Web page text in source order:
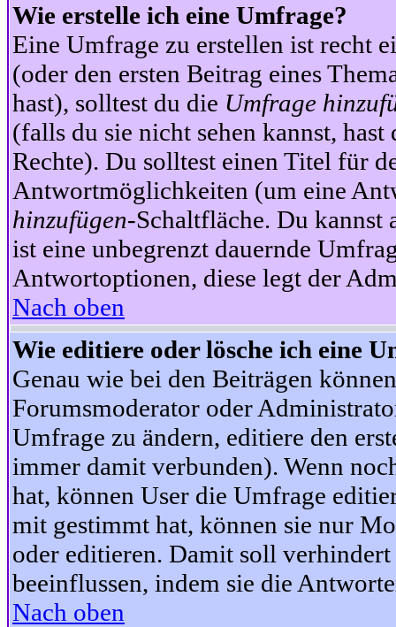
Wie erstelle ich eine Umfrage?
Eine Umfrage zu erstellen ist recht
(oder den ersten Beitrag eines
hast), solltest du die Umfrage
(falls du sie nicht sehen kannst,
Rechte). Du solltest einen Titel für
Antwortmöglichkeiten (um eine
hinzufügen-Schaltfläche. Du
ist eine unbegrenzt dauernde
Antwortoptionen, diese legt der
Nach oben
Wie editiere oder lösche ich eine
Genau wie bei den Beiträgen
Forumsmoderator oder
Umfrage zu ändern, editiere den
immer damit verbunden). Wenn
hat, können User die Umfrage
mit gestimmt hat, können sie nur
oder editieren. Damit soll
beeinflussen, indem sie die
Nach oben